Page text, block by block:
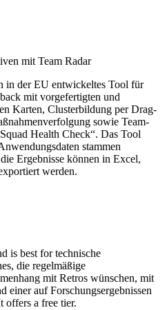
mit Team Radar
in der EU entwickeltes Tool für
mit vorgefertigten und
Karten, Clusterbildung per Drag-
sowie Team-
Health Check“. Das Tool
stammen
Ergebnisse können in Excel,
werden.
is best for technische
die regelmäßige
mit Retros wünschen, mit
einer auf Forschungsergebnissen
offers a free tier.